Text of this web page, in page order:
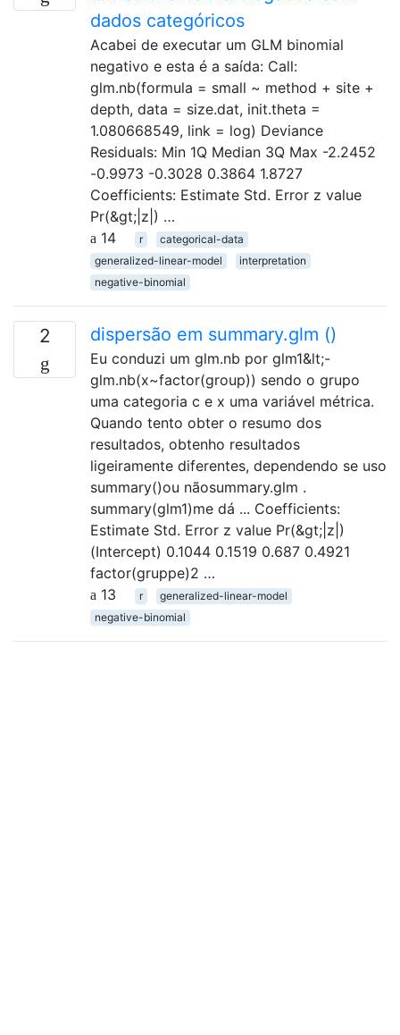
dados categóricos
Acabei de executar um GLM binomial
negativo e esta é a saída: Call:
glm.nb(formula = small ~ method + site +
depth, data = size.dat, init.theta =
1.080668549, link = log) Deviance
Residuals: Min 1Q Median 3Q Max -2.2452
-0.9973 -0.3028 0.3864 1.8727
Coefficients: Estimate Std. Error z value
Pr(&gt;|z|) …
14
r
categorical-data
generalized-linear-model
interpretation
negative-binomial
2 dispersão em summary.glm ()
Eu conduzi um glm.nb por glm1&lt;-
glm.nb(x~factor(group)) sendo o grupo
uma categoria c e x uma variável métrica.
Quando tento obter o resumo dos
resultados, obtenho resultados
ligeiramente diferentes, dependendo se uso
summary()ou nãosummary.glm .
summary(glm1)me dá ... Coefficients:
Estimate Std. Error z value Pr(&gt;|z|)
(Intercept) 0.1044 0.1519 0.687 0.4921
factor(gruppe)2 …
13
r
generalized-linear-model
negative-binomial